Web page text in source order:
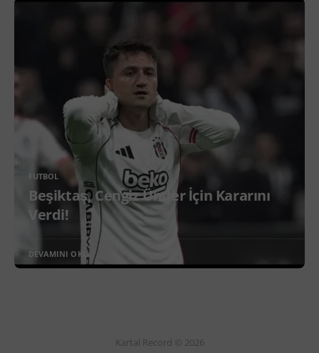
FUTBOL
Beşiktaş, Cengiz Ünder İçin Kararını
Verdi!
DEVAMINI OKU
Kartal Record © 2026